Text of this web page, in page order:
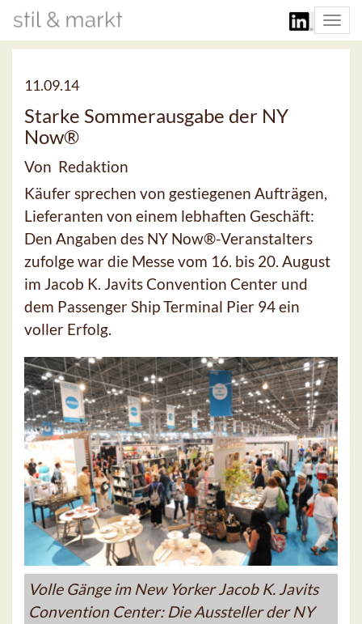
11.09.14
Starke Sommerausgabe der NY
Now®
Von Redaktion
Käufer sprechen von gestiegenen Aufträgen,
Lieferanten von einem lebhaften Geschäft:
Den Angaben des NY Now®-Veranstalters
zufolge war die Messe vom 16. bis 20. August
im Jacob K. Javits Convention Center und
dem Passenger Ship Terminal Pier 94 ein
voller Erfolg.
Volle Gänge im New Yorker Jacob K. Javits
Convention Center: Die Aussteller der NY